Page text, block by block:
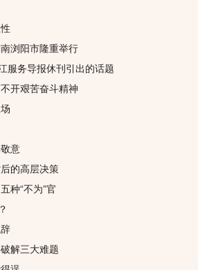
浏阳市隆重举行
服务导报休刊引出的话题
开艰苦奋斗精神
意
的高层决策
种“不为”官
解三大难题